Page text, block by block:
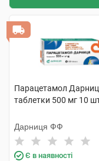
Парацетамол
таблетки 500 мг 10
Дарниця ФФ
Є в наявності